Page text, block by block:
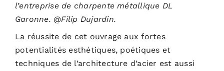
l’entreprise de charpente métallique DL
Garonne. @Filip Dujardin.
La réussite de cet ouvrage aux fortes
potentialités esthétiques, poétiques et
techniques de l’architecture d’acier est aussi